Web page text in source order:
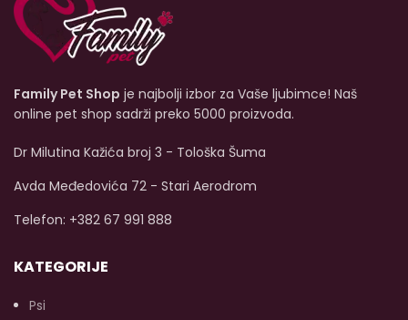
Family Pet Shop je najbolji izbor za Vaše ljubimce! Naš
online pet shop sadrži preko 5000 proizvoda.
Dr Milutina Kažića broj 3 - Tološka Šuma
Avda Međedovića 72 - Stari Aerodrom
Telefon: +382 67 991 888
KATEGORIJE
Psi